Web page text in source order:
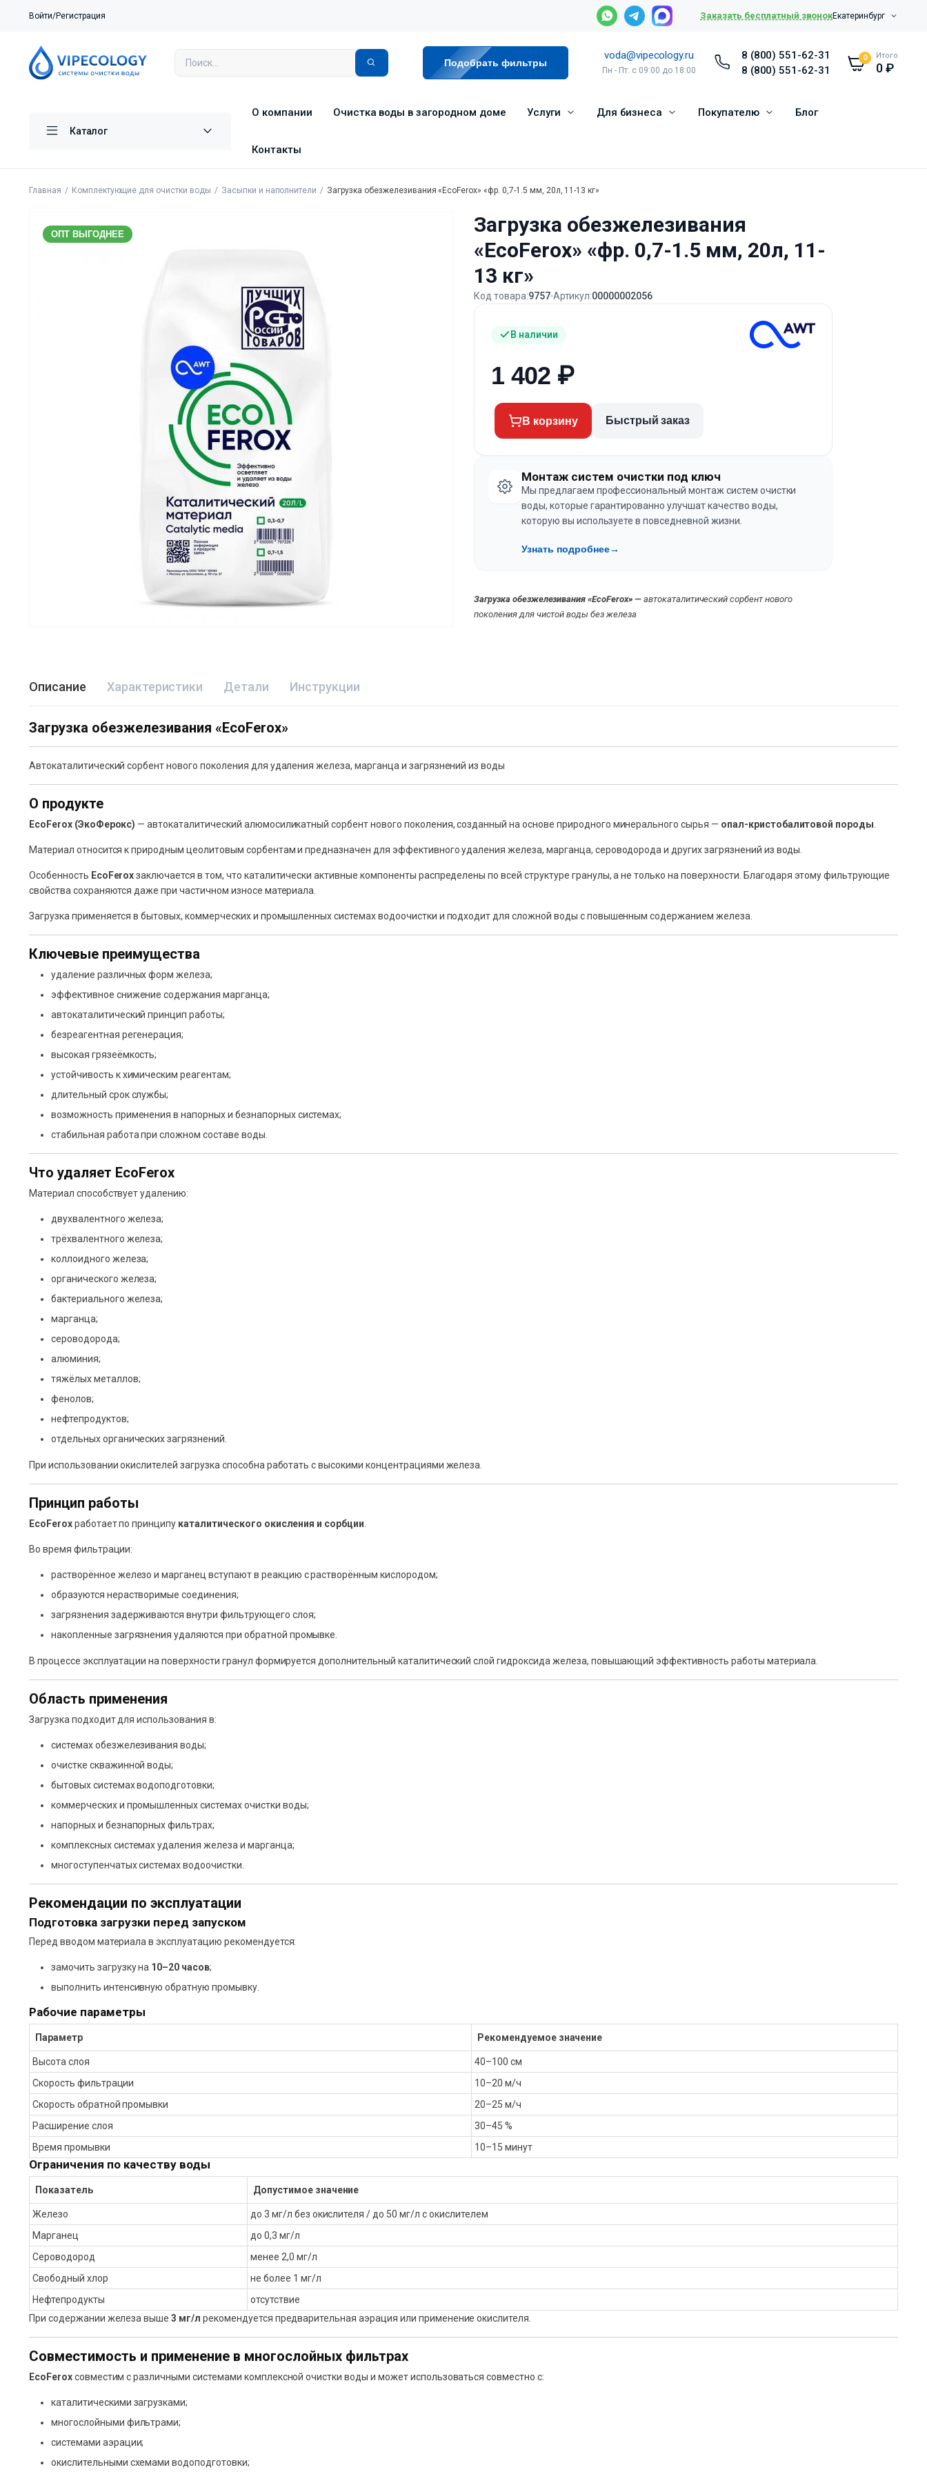
Войти/Регистрация Заказать бесплатный звонокЕкатеринбург
Подобрать фильтры
voda@vipecology.ru
Пн - Пт: с 09:00 до 18:00
8 (800) 551-62-31
8 (800) 551-62-31
0 Итого
0₽
Каталог
О компании Очистка воды в загородном доме Услуги Для бизнеса Покупателю Блог
Контакты
Главная Комплектующие для очистки воды Засыпки и наполнители Загрузка обезжелезивания «EcoFerox» «фр. 0,7-1.5 мм, 20л, 11-13 кг»
ОПТ ВЫГОДНЕЕ
Загрузка обезжелезивания
«EcoFerox» «фр. 0,7-1.5 мм, 20л, 11-
13 кг»
Код товара:9757 Артикул:00000002056
В наличии
1 402 ₽
В корзину Быстрый заказ
Монтаж систем очистки под ключ
Мы предлагаем профессиональный монтаж систем очистки
воды, которые гарантированно улучшат качество воды,
которую вы используете в повседневной жизни.
Узнать подробнее→
Загрузка обезжелезивания «EcoFerox» —автокаталитический сорбент нового
поколения для чистой воды без железа
Описание Характеристики Детали Инструкции
Загрузка обезжелезивания «EcoFerox»
Автокаталитический сорбент нового поколения для удаления железа, марганца и загрязнений из воды
О продукте
EcoFerox (ЭкоФерокс) — автокаталитический алюмосиликатный сорбент нового поколения, созданный на основе природного минерального сырья — опал-кристобалитовой породы.
Материал относится к природным цеолитовым сорбентам и предназначен для эффективного удаления железа, марганца, сероводорода и других загрязнений из воды.
Особенность EcoFeroxзаключается в том, что каталитически активные компоненты распределены по всей структуре гранулы, а не только на поверхности. Благодаря этому фильтрующие
свойства сохраняются даже при частичном износе материала.
Загрузка применяется в бытовых, коммерческих и промышленных системах водоочистки и подходит для сложной воды с повышенным содержанием железа.
Ключевые преимущества
удаление различных форм железа;
эффективное снижение содержания марганца;
автокаталитический принцип работы;
безреагентная регенерация;
высокая грязеёмкость;
устойчивость к химическим реагентам;
длительный срок службы;
возможность применения в напорных и безнапорных системах;
стабильная работа при сложном составе воды.
Что удаляет EcoFerox
Материал способствует удалению:
двухвалентного железа;
трёхвалентного железа;
коллоидного железа;
органического железа;
бактериального железа;
марганца;
сероводорода;
алюминия;
тяжёлых металлов;
фенолов;
нефтепродуктов;
отдельных органических загрязнений.
При использовании окислителей загрузка способна работать с высокими концентрациями железа.
Принцип работы
EcoFeroxработает по принципу каталитического окисления и сорбции.
Во время фильтрации:
растворённое железо и марганец вступают в реакцию с растворённым кислородом;
образуются нерастворимые соединения;
загрязнения задерживаются внутри фильтрующего слоя;
накопленные загрязнения удаляются при обратной промывке.
В процессе эксплуатации на поверхности гранул формируется дополнительный каталитический слой гидроксида железа, повышающий эффективность работы материала.
Область применения
Загрузка подходит для использования в:
системах обезжелезивания воды;
очистке скважинной воды;
бытовых системах водоподготовки;
коммерческих и промышленных системах очистки воды;
напорных и безнапорных фильтрах;
комплексных системах удаления железа и марганца;
многоступенчатых системах водоочистки.
Рекомендации по эксплуатации
Подготовка загрузки перед запуском
Перед вводом материала в эксплуатацию рекомендуется:
замочить загрузку на 10–20 часов;
выполнить интенсивную обратную промывку.
Рабочие параметры
Параметр Рекомендуемое значение
Высота слоя
40–100 см
Скорость фильтрации
10–20 м/ч
Скорость обратной промывки
20–25 м/ч
Расширение слоя
30–45 %
Время промывки
10–15 минут
Ограничения по качеству воды
Показатель Допустимое значение
Железо
до 3 мг/л без окислителя / до 50 мг/л с окислителем
Марганец
до 0,3 мг/л
Сероводород
менее 2,0 мг/л
Свободный хлор
не более 1 мг/л
Нефтепродукты
отсутствие
При содержании железа выше3 мг/л рекомендуется предварительная аэрация или применение окислителя.
Совместимость и применение в многослойных фильтрах
EcoFeroxсовместим с различными системами комплексной очистки воды и может использоваться совместно с:
каталитическими загрузками;
многослойными фильтрами;
системами аэрации;
окислительными схемами водоподготовки;